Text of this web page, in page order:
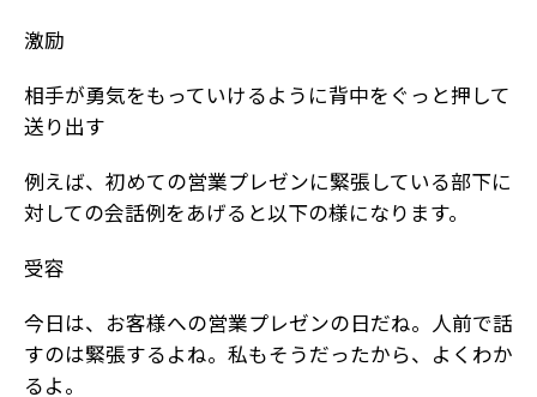
激励
相手が勇気をもっていけるように背中をぐっと押して
送り出す
例えば、初めての営業プレゼンに緊張している部下に
対しての会話例をあげると以下の様になります。
受容
今日は、お客様への営業プレゼンの日だね。人前で話
すのは緊張するよね。私もそうだったから、よくわか
るよ。